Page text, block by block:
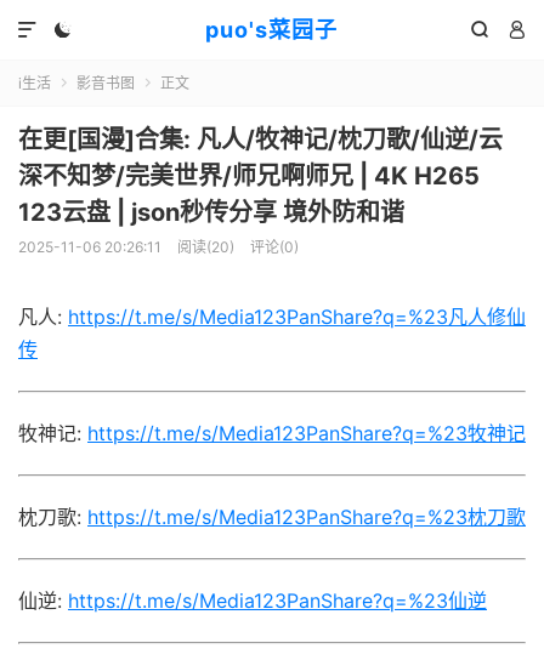
puo's菜园子
  

i生活  影音书图  正文
在更[国漫]合集: 凡人/牧神记/枕刀歌/仙逆/云
深不知梦/完美世界/师兄啊师兄 | 4K H265
123云盘 | json秒传分享 境外防和谐
2025-11-06 20:26:11 阅读(20) 评论(0)
凡人: https://t.me/s/Media123PanShare?q=%23凡人修仙
传
牧神记: https://t.me/s/Media123PanShare?q=%23牧神记
枕刀歌: https://t.me/s/Media123PanShare?q=%23枕刀歌
仙逆: https://t.me/s/Media123PanShare?q=%23仙逆